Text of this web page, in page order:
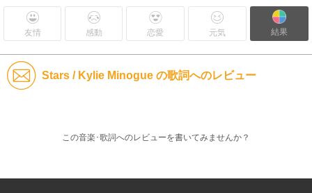
友情 感動 恋愛 元気 結果
Stars / Kylie Minogue の歌詞へのレビュー
この音楽･歌詞へのレビューを書いてみませんか？